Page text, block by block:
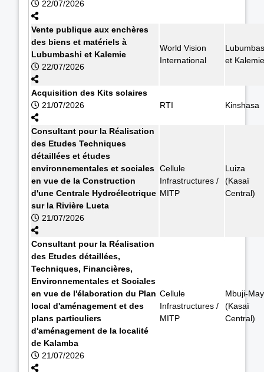
22/07/2026
Vente publique aux enchères
des biens et matériels à
Lubumbashi et Kalemie
22/07/2026
World Vision
International
et Kalemie
Acquisition des Kits solaires
21/07/2026
RTI Kinshasa
Consultant pour la Réalisation
des Etudes Techniques
détaillées et études
environnementales et sociales
en vue de la Construction
d'une Centrale Hydroélectrique
sur la Rivière Lueta
21/07/2026
Cellule
Infrastructures /
MITP
Luiza
(Kasaï
Central)
Consultant pour la Réalisation
des Etudes détaillées,
Techniques, Financières,
Environnementales et Sociales
en vue de l'élaboration du Plan
local d'aménagement et des
plans particuliers
d'aménagement de la localité
de Kalamba
21/07/2026
Cellule
Infrastructures /
MITP
Mbuji-
(Kasaï
Central)